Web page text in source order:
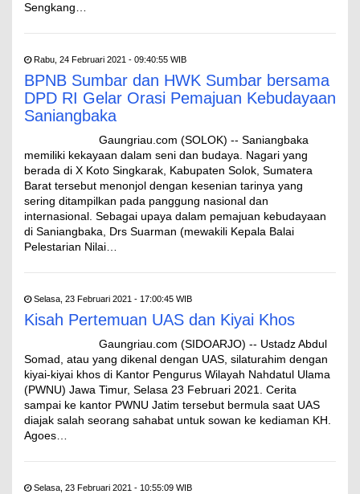
Sengkang…
Rabu, 24 Februari 2021 - 09:40:55 WIB
BPNB Sumbar dan HWK Sumbar bersama
DPD RI Gelar Orasi Pemajuan Kebudayaan
Saniangbaka
Gaungriau.com (SOLOK) -- Saniangbaka
memiliki kekayaan dalam seni dan budaya. Nagari yang
berada di X Koto Singkarak, Kabupaten Solok, Sumatera
Barat tersebut menonjol dengan kesenian tarinya yang
sering ditampilkan pada panggung nasional dan
internasional. Sebagai upaya dalam pemajuan kebudayaan
di Saniangbaka, Drs Suarman (mewakili Kepala Balai
Pelestarian Nilai…
Selasa, 23 Februari 2021 - 17:00:45 WIB
Kisah Pertemuan UAS dan Kiyai Khos
Gaungriau.com (SIDOARJO) -- Ustadz Abdul
Somad, atau yang dikenal dengan UAS, silaturahim dengan
kiyai-kiyai khos di Kantor Pengurus Wilayah Nahdatul Ulama
(PWNU) Jawa Timur, Selasa 23 Februari 2021. Cerita
sampai ke kantor PWNU Jatim tersebut bermula saat UAS
diajak salah seorang sahabat untuk sowan ke kediaman KH.
Agoes…
Selasa, 23 Februari 2021 - 10:55:09 WIB